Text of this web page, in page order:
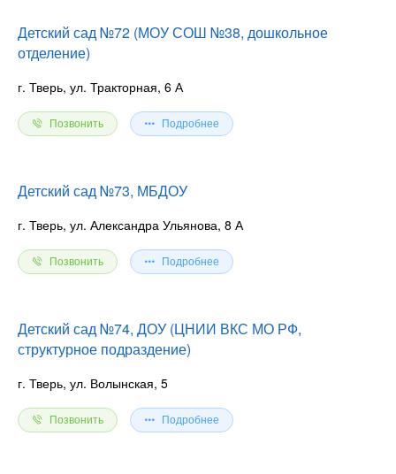
Детский сад №72 (МОУ СОШ №38, дошкольное
отделение)
г. Тверь, ул. Тракторная, 6 А
Позвонить Подробнее
Детский сад №73, МБДОУ
г. Тверь, ул. Александра Ульянова, 8 А
Позвонить Подробнее
Детский сад №74, ДОУ (ЦНИИ ВКС МО РФ,
структурное подраздение)
г. Тверь, ул. Волынская, 5
Позвонить Подробнее